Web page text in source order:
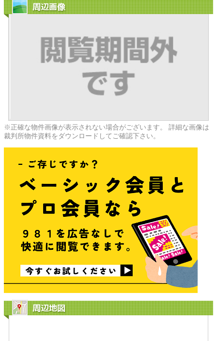
周辺画像
※正確な物件画像が表示されない場合がございます。 詳細な画像は
裁判所物件資料をダウンロードしてご確認下さい。
周辺地図